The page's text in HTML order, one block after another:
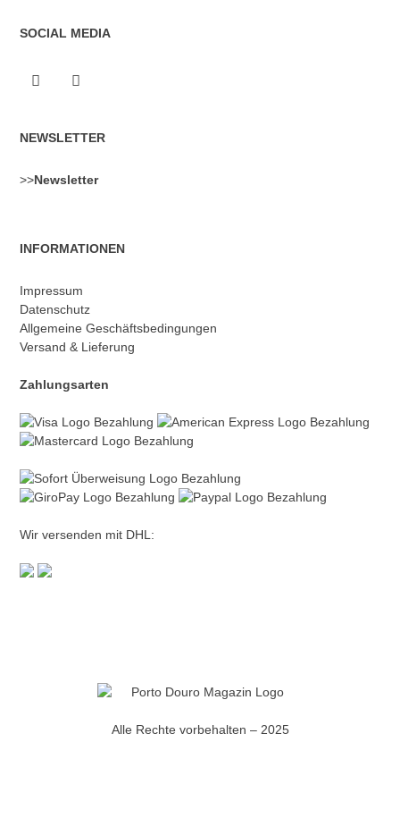
SOCIAL MEDIA
NEWSLETTER
>>Newsletter
INFORMATIONEN
Impressum
Datenschutz
Allgemeine Geschäftsbedingungen
Versand & Lieferung
Zahlungsarten
Wir versenden mit DHL:
Alle Rechte vorbehalten – 2025